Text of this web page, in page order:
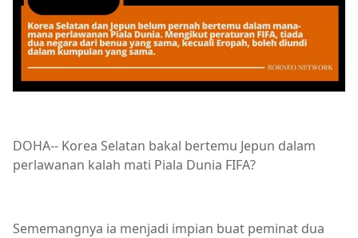
DOHA-- Korea Selatan bakal bertemu Jepun dalam
perlawanan kalah mati Piala Dunia FIFA?
Sememangnya ia menjadi impian buat peminat dua